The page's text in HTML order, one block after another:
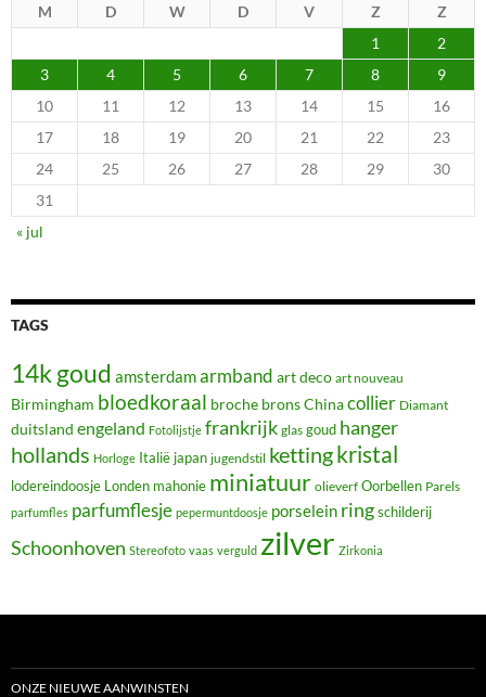
M D W D V Z
Z
1
2
3
4 5 6 7 8
9
10
11 12 13 14 15
16
17
18 19 20 21 22
23
24
25 26 27 28 29
30
31
« jul
TAGS
14k goud amsterdamarmband art deco art nouveau
Birmingham bloedkoraal broche bronsChinacollier Diamant
duitsland engeland Fotolijstje frankrijk glas goud hanger
hollands Horloge Italië japan jugendstil kettingkristal
lodereindoosje Londen mahonie miniatuur olieverf Oorbellen Parels
parfumfles parfumflesje pepermuntdoosje porselein ringschilderij
Schoonhoven Stereofoto vaas verguld zilver Zirkonia
ONZE NIEUWE AANWINSTEN